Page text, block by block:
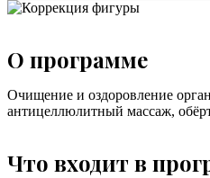
О программе
Очищение и оздоровление
антицеллюлитный массаж,
Что входит в